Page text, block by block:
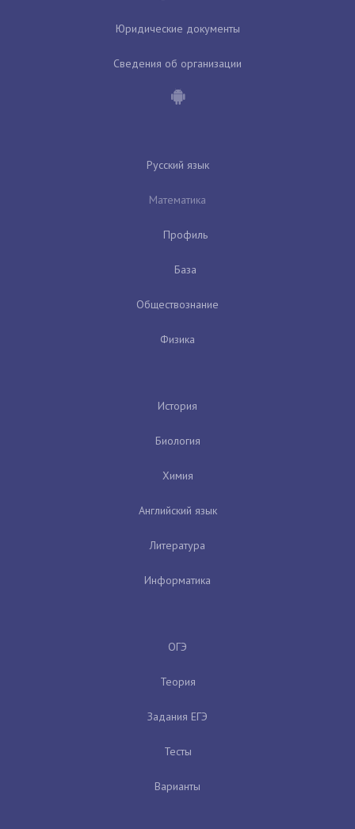
Юридические документы
Сведения об организации
Русский язык
Математика
Профиль
База
Обществознание
Физика
История
Биология
Химия
Английский язык
Литература
Информатика
ОГЭ
Теория
Задания ЕГЭ
Тесты
Варианты